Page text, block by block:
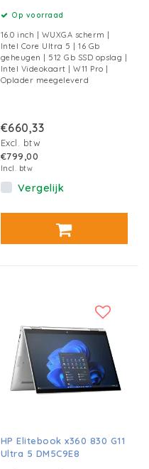
Op voorraad
16.0 inch | WUXGA scherm |
Intel Core Ultra 5 | 16 Gb
geheugen | 512 Gb SSD opslag |
Intel Videokaart | W11 Pro |
Oplader meegeleverd
€660,33
Excl. btw
€799,00
Incl. btw
Vergelijk
HP Elitebook x360 830 G11
Ultra 5 DM5C9E8